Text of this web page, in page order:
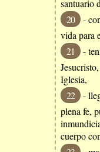
santuario
20
-
vida para
21
-
Iglesia,
22
-
plena fe,
cuerpo